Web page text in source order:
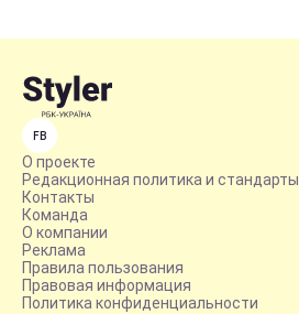
FB
О проекте
Редакционная политика и стандарты
Контакты
Команда
О компании
Реклама
Правила пользования
Правовая информация
Политика конфиденциальности